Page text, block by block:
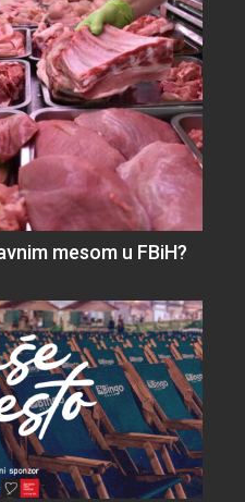
mesom u FBiH?